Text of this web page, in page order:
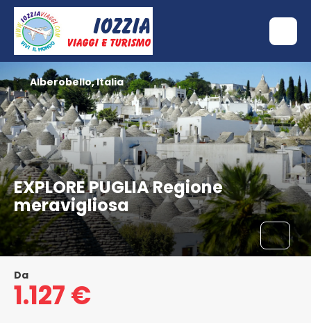
EXPLORE PUGLIA Regione
meravigliosa
Alberobello, Italia
Da
1.127 €